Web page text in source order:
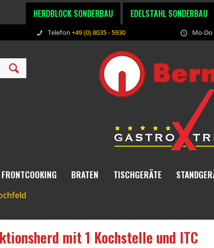
HERDBLOCK SONDERBAU EDELSTAHL SONDERBAU
Telefon +49 (0) 8035 - 5930 Mo-Do
FRONTCOOKING BRATEN TISCHGERÄTE
mit 1 Kochstelle und ITC